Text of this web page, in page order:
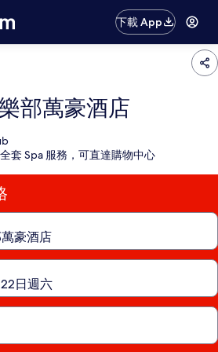
下載 App
部萬豪酒店
套 Spa 服務，可直達購物中心